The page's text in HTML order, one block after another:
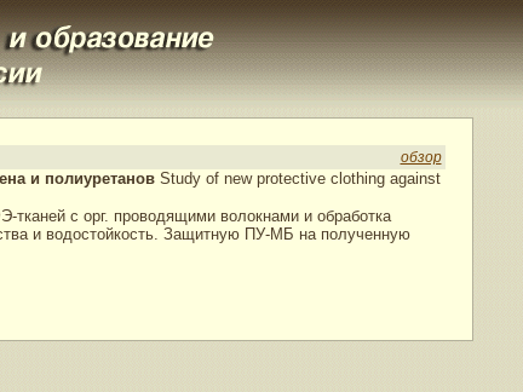
обзор
и полиуретановStudy of new protective clothing against
с орг. проводящими волокнами и обработка
и водостойкость. Защитную ПУ-МБ на полученную